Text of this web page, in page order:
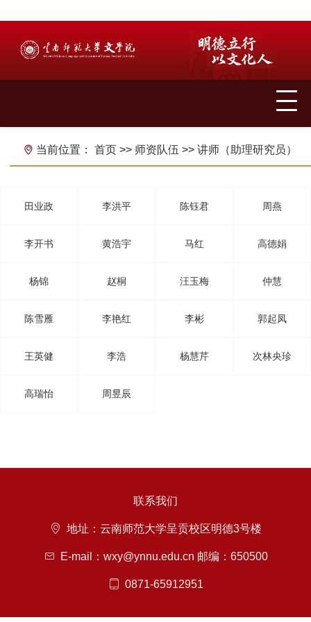
当前位置： 首页 >> 师资队伍 >> 讲师（助理研究员）
田业政 李洪平 陈钰君 周燕
李开书 黄浩宇 马红 高德娟
杨锦 赵桐 汪玉梅 仲慧
陈雪雁 李艳红 李彬 郭起凤
王英健 李浩 杨慧芹 次林央珍
高瑞怡 周昱辰
联系我们
地址：云南师范大学呈贡校区明德3号楼
E-mail：wxy@ynnu.edu.cn 邮编：650500
0871-65912951
常用链接